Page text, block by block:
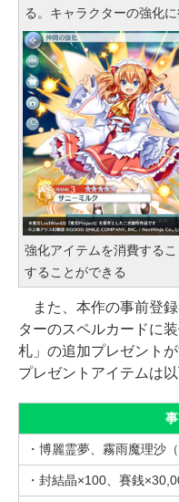
る。キャラクターの強化
強化アイテムを消費する
することができる
また、本作の事前登録
ターのスペルカードに
札」の追加プレゼント
プレゼントアイテムは以
・博麗霊夢、霧雨魔理沙
・封結晶×100、賽銭